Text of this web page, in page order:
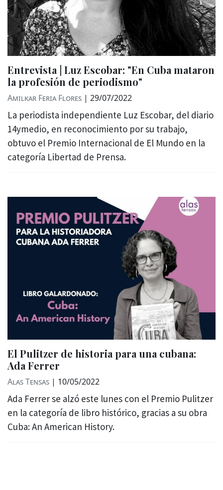
Entrevista | Luz Escobar: "En Cuba mataron
la profesión de periodismo"
Amilkar Feria Flores | 29/07/2022
La periodista independiente Luz Escobar, del diario
14ymedio, en reconocimiento por su trabajo,
obtuvo el Premio Internacional de El Mundo en la
categoría Libertad de Prensa.
El Pulitzer de historia para una cubana:
Ada Ferrer
Alas Tensas | 10/05/2022
Ada Ferrer se alzó este lunes con el Premio Pulitzer
en la categoría de libro histórico, gracias a su obra
Cuba: An American History.